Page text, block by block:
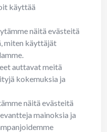
käyttää
näitä evästeitä
miten käyttäjät
auttavat meitä
kokemuksia ja
näitä evästeitä
mainoksia ja